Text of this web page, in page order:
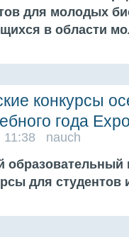
для молодых
в области
конкурсы
года
11:38 nauch
образовательный
для студентов